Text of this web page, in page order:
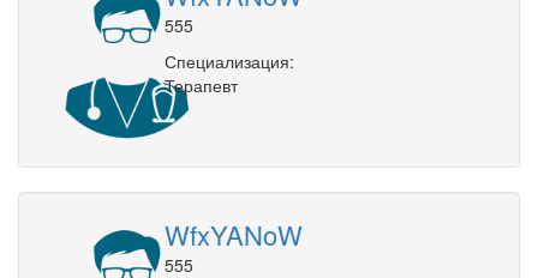
555
Специализация:
Терапевт
WfxYANoW
555